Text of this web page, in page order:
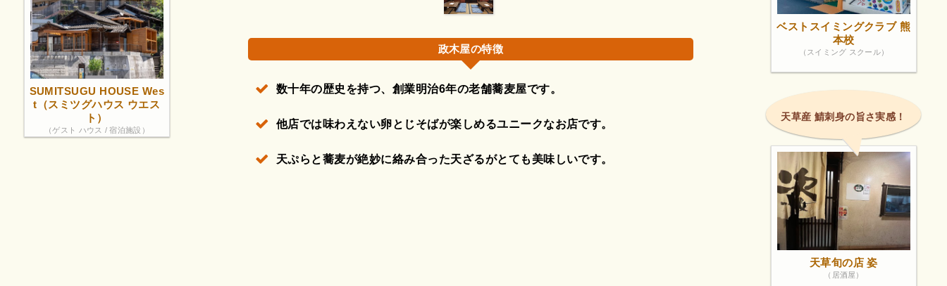
政木屋の特徴
数十年の歴史を持つ、創業明治6年の老舗蕎麦屋です。
他店では味わえない卵とじそばが楽しめるユニークなお店です。
天ぷらと蕎麦が絶妙に絡み合った天ざるがとても美味しいです。
SUMITSUGU HOUSE Wes
t（スミツグハウス ウエス
ト）
（ゲスト ハウス / 宿泊施設）
ベストスイミングクラブ 熊
本校
（スイミング スクール）
天草産 鯖刺身の旨さ実感！
天草旬の店 姿
（居酒屋）